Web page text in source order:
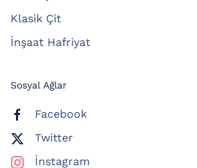
Klasik Çit
İnşaat Hafriyat
Sosyal Ağlar
Facebook
Twitter
İnstagram